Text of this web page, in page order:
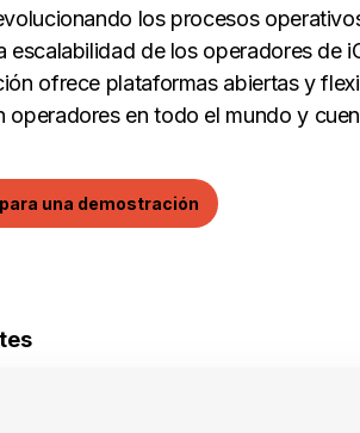
los procesos
escalabilidad de los operadores de
ofrece plataformas abiertas y
operadores en todo el mundo y
una demostración